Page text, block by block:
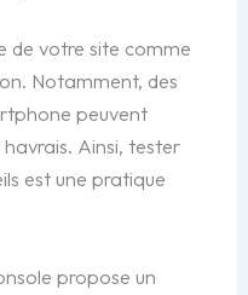
de votre site comme
Notamment, des
peuvent
Ainsi, tester
est une pratique
propose un